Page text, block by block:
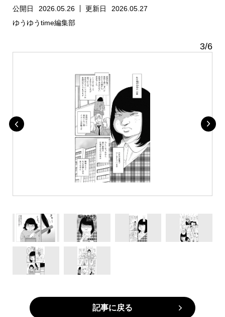
公開日 2026.05.26 更新日
2026.05.27
ゆうゆうtime編集部
3/6
記事に戻る